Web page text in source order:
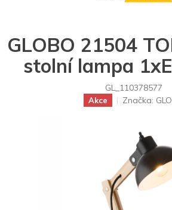
GLOBO 21504
stolní lampa
GL_110378577
Akce Značka: